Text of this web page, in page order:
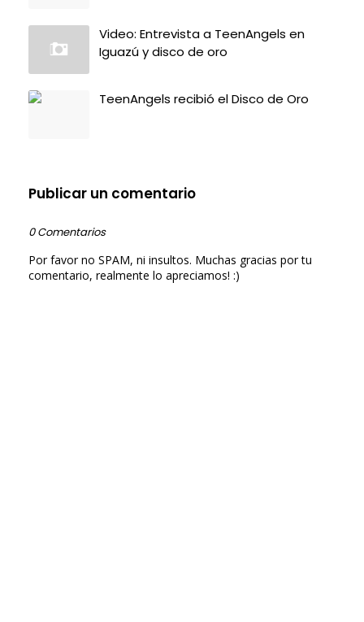
Video: Entrevista a TeenAngels en
Iguazú y disco de oro
TeenAngels recibió el Disco de Oro
Publicar un comentario
0 Comentarios
Por favor no SPAM, ni insultos. Muchas gracias por tu
comentario, realmente lo apreciamos! :)